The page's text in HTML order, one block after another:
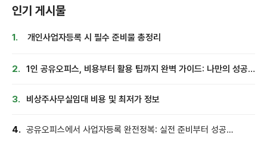
인기 게시물
1. 개인사업자등록 시 필수 준비물 총정리
2.
1인 공유오피스, 비용부터 활용 팁까지 완벽 가이드: 나만의 성공
3.
비상주사무실임대 비용 및 최저가 정보
4. 공유오피스에서 사업자등록 완전정복: 실전 준비부터 성공